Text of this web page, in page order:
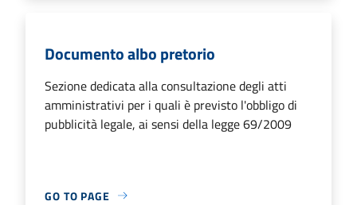
Documento albo pretorio
Sezione dedicata alla consultazione degli atti
amministrativi per i quali è previsto l'obbligo di
pubblicità legale, ai sensi della legge 69/2009
GO TO PAGE